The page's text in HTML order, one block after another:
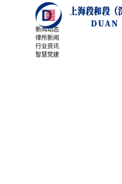
新闻动态
律所新闻
行业资讯
智慧党建